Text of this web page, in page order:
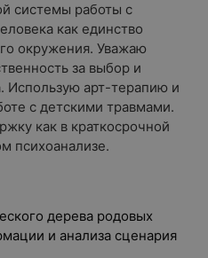
системы работы с
как единство
окружения. Уважаю
за выбор и
Использую арт-терапию и
с детскими травмами.
как в краткосрочной
психоанализе.
дерева родовых
и анализа сценария